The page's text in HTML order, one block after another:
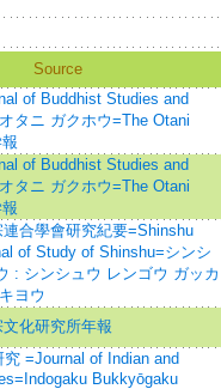
Source
of Buddhist Studies and
タニ ガクホウ=The Otani
of Buddhist Studies and
タニ ガクホウ=The Otani
合學會研究紀要=Shinshu
of Study of Shinshu=シンシ
: シンシュウ レンゴウ ガッカ
ヨウ
化研究所年報
=Journal of Indian and
Bukkyōgaku